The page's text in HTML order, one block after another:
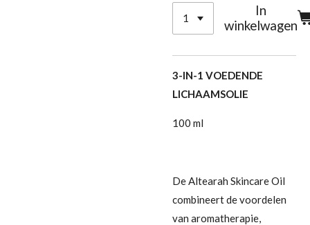
In
winkelwagen
3-IN-1 VOEDENDE
LICHAAMSOLIE
100 ml
De Altearah Skincare Oil
combineert de voordelen
van aromatherapie,